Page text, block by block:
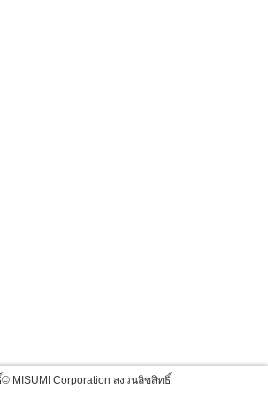
MISUMI Corporation สงวนลิขสิทธิ์